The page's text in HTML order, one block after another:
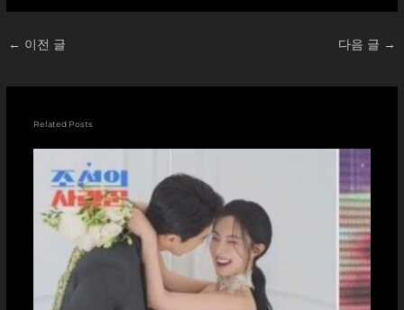
← 이전 글 다음 글 →
Related Posts